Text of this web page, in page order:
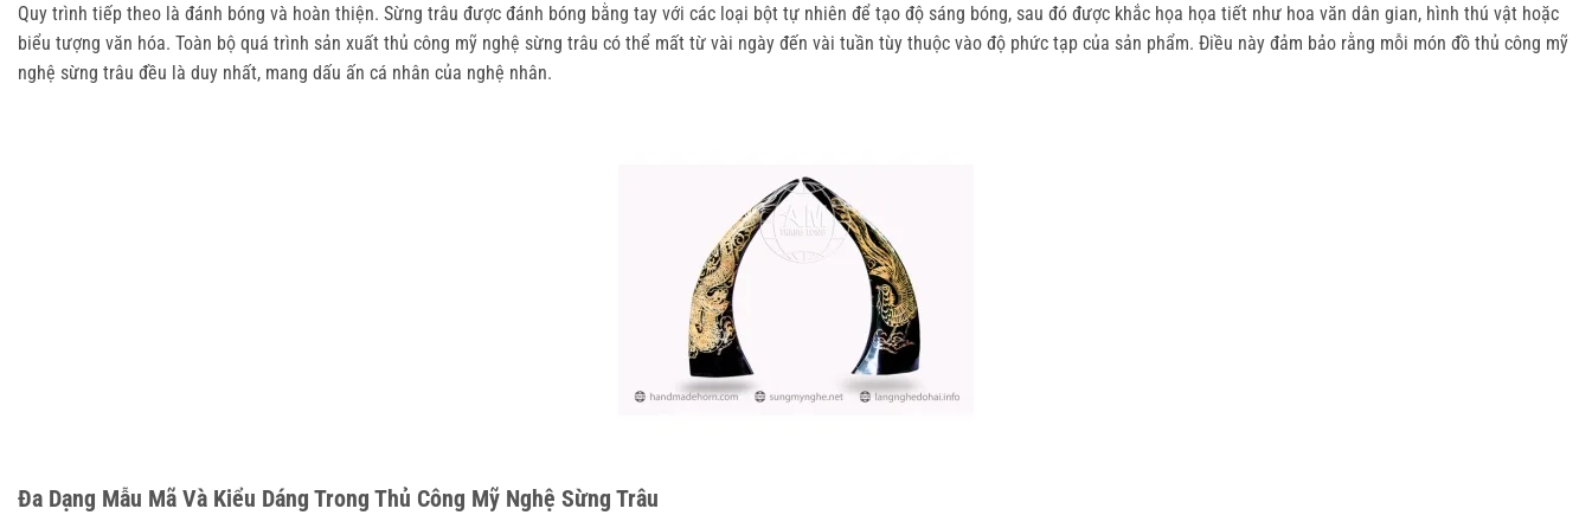
Quy trình tiếp theo là đánh bóng và hoàn thiện. Sừng trâu được đánh bóng bằng tay với các loại bột tự nhiên để tạo độ sáng bóng, sau đó được khắc họa họa tiết như hoa văn dân gian, hình thú vật hoặc
biểu tượng văn hóa. Toàn bộ quá trình sản xuất thủ công mỹ nghệ sừng trâu có thể mất từ vài ngày đến vài tuần tùy thuộc vào độ phức tạp của sản phẩm. Điều này đảm bảo rằng mỗi món đồ thủ công mỹ
nghệ sừng trâu đều là duy nhất, mang dấu ấn cá nhân của nghệ nhân.
Đa Dạng Mẫu Mã Và Kiểu Dáng Trong Thủ Công Mỹ Nghệ Sừng Trâu